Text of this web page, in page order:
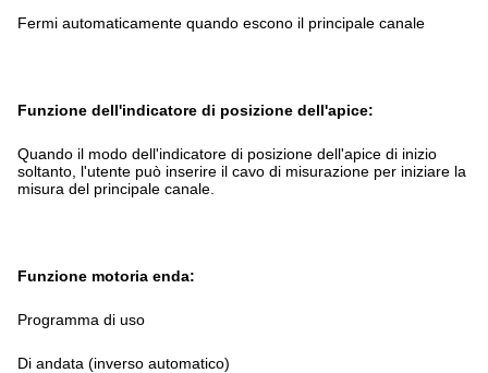
Fermi automaticamente quando escono il principale canale
Funzione dell'indicatore di posizione dell'apice:
Quando il modo dell'indicatore di posizione dell'apice di inizio
soltanto, l'utente può inserire il cavo di misurazione per iniziare la
misura del principale canale.
Funzione motoria enda:
Programma di uso
Di andata (inverso automatico)